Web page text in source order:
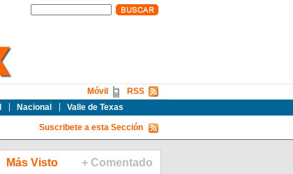
Nacional Valle de Texas
RSS
Móvil
Suscribete a esta Sección
Más Visto + Comentado